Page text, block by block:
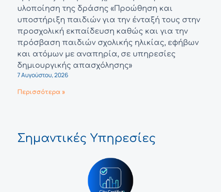
υλοποίηση της δράσης «Προώθηση και
υποστήριξη παιδιών για την ένταξή τους στην
προσχολική εκπαίδευση καθώς και για την
πρόσβαση παιδιών σχολικής ηλικίας, εφήβων
και ατόμων με αναπηρία, σε υπηρεσίες
δημιουργικής απασχόλησης»
7 Αυγούστου, 2026
Περισσότερα »
Σημαντικές Υπηρεσίες